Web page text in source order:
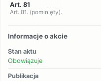
Art. 81
Art. 81. (pominięty).
Informacje o akcie
Stan aktu
Obowiązuje
Publikacja